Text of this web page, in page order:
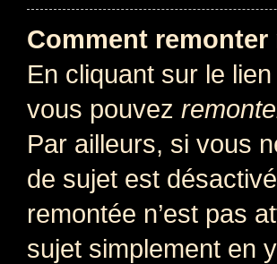
Comment
En cliquant sur le
vous pouvez
Par ailleurs, si vous
de sujet est
remontée n’est pas
sujet simplement en